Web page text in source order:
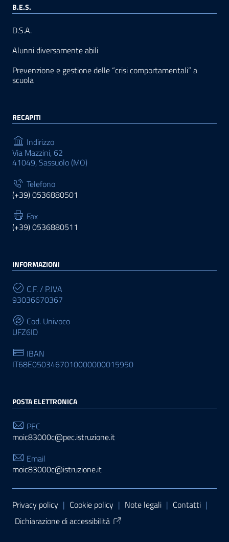
B.E.S.
D.S.A.
Alunni diversamente abili
Prevenzione e gestione delle “crisi comportamentali” a
scuola
RECAPITI
Indirizzo
Via Mazzini, 62
41049, Sassuolo (MO)
Telefono
(+39) 0536880501
Fax
(+39) 0536880511
INFORMAZIONI
C.F. / P.IVA
93036670367
Cod. Univoco
UFZ6ID
IBAN
IT68E0503467010000000015950
POSTA ELETTRONICA
PEC
moic83000c@pec.istruzione.it
Email
moic83000c@istruzione.it
Sezione Link Utili
Privacy policy | Cookie policy | Note legali | Contatti |
Dichiarazione di accessibilità